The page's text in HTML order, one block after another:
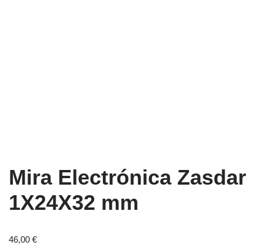
Mira Electrónica Zasdar
1X24X32 mm
46,00 €